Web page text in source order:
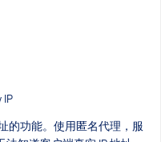
IP
功能。使用匿名代理，服